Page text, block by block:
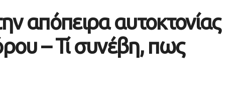
απόπειρα αυτοκτονίας
– Τί συνέβη, πως